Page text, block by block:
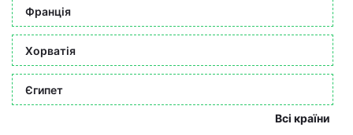
Франція
Хорватія
Єгипет
Всі країни